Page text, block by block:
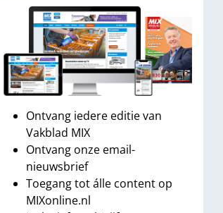
Ontvang iedere editie van
Vakblad MIX
Ontvang onze email-
nieuwsbrief
Toegang tot álle content op
MIXonline.nl